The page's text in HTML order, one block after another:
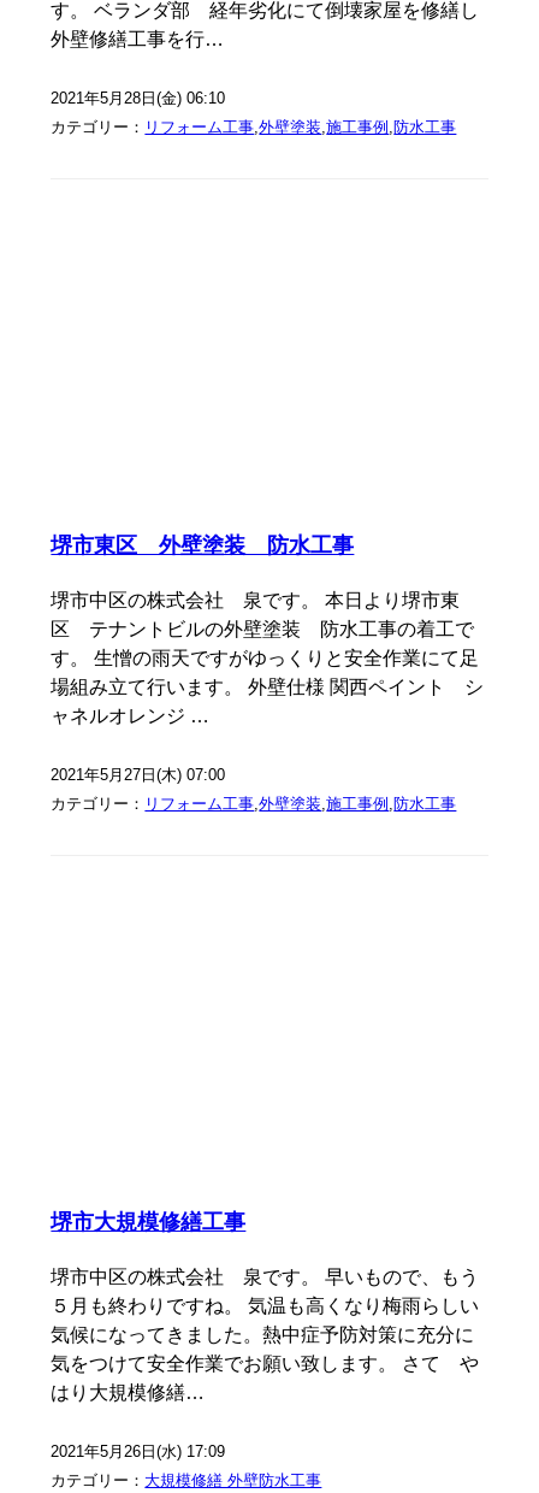
す。 ベランダ部 経年劣化にて倒壊家屋を修繕し
外壁修繕工事を行…
2021年5月28日(金) 06:10
カテゴリー： リフォーム工事,外壁塗装,施工事例 ,防水工事
堺市東区 外壁塗装 防水工事
堺市中区の株式会社 泉です。 本日より堺市東
区 テナントビルの外壁塗装 防水工事の着工で
す。 生憎の雨天ですがゆっくりと安全作業にて足
場組み立て行います。 外壁仕様 関西ペイント シ
ャネルオレンジ …
2021年5月27日(木) 07:00
カテゴリー： リフォーム工事,外壁塗装,施工事例 ,防水工事
堺市大規模修繕工事
堺市中区の株式会社 泉です。 早いもので、もう
５月も終わりですね。 気温も高くなり梅雨らしい
気候になってきました。熱中症予防対策に充分に
気をつけて安全作業でお願い致します。 さて や
はり大規模修繕…
2021年5月26日(水) 17:09
カテゴリー： 大規模修繕 外壁防水工事